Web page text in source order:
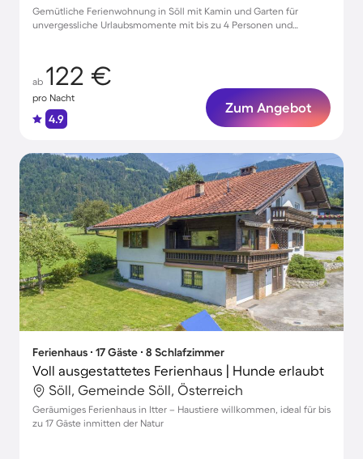
Gemütliche Ferienwohnung in Söll mit Kamin und Garten für
unvergessliche Urlaubsmomente mit bis zu 4 Personen und
ab 122 €
pro Nacht
4.9
Zum Angebot
Ferienhaus ∙ 17 Gäste ∙ 8 Schlafzimmer
Voll ausgestattetes Ferienhaus | Hunde erlaubt
Söll, Gemeinde Söll, Österreich
Geräumiges Ferienhaus in Itter – Haustiere willkommen, ideal für bis
zu 17 Gäste inmitten der Natur